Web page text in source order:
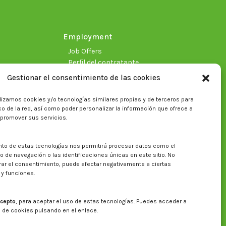
Gestionar el consentimiento de las cookies
cookies y/o tecnologías similares propias y de terceros para
de la red, así como poder personalizar la información que ofrece a
sus servicios.
de estas tecnologías nos permitirá procesar datos como el
de navegación o las identificaciones únicas en este sitio. No
el consentimiento, puede afectar negativamente a ciertas
funciones.
, para aceptar el uso de estas tecnologías. Puedes acceder a
cookies pulsando en el enlace.
Employment
Job Offers
Perfil del contratante
Search on CITA website
Search: